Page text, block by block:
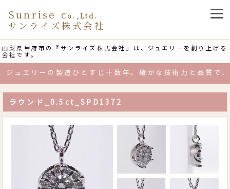
山梨県甲府市の『サンライズ株式会社』は、ジュエリーを創り上げる
会社です。
Sunrise Co.,Ltd.
サンライズ株式会社
ュエリーの製造ひとすじ十数年。確かな技術力と品質で、
ラウンド_0.5ct_SPD1372